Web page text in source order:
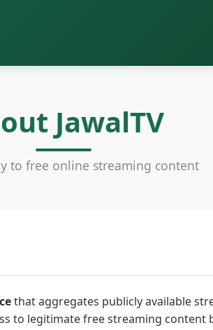
JawalTV
to free online streaming content
that aggregates publicly available
to legitimate free streaming content